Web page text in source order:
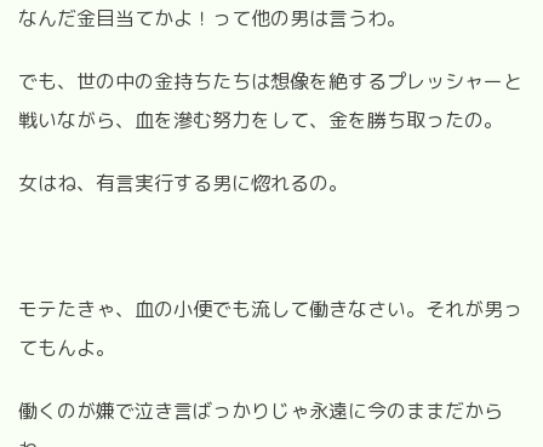
なんだ金目当てかよ！って他の男は言うわ。
でも、世の中の金持ちたちは想像を絶するプレッシャーと
戦いながら、血を滲む努力をして、金を勝ち取ったの。
女はね、有言実行する男に惚れるの。
モテたきゃ、血の小便でも流して働きなさい。それが男っ
てもんよ。
働くのが嫌で泣き言ばっかりじゃ永遠に今のままだから